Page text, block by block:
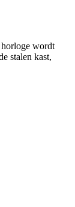
wordt
stalen kast,